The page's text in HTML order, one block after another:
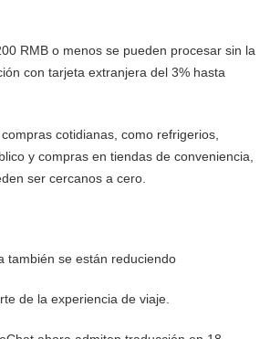
RMB o menos se pueden procesar sin la
con tarjeta extranjera del 3% hasta
cotidianas, como refrigerios,
y compras en tiendas de conveniencia,
ser cercanos a cero.
también se están reduciendo
de la experiencia de viaje.